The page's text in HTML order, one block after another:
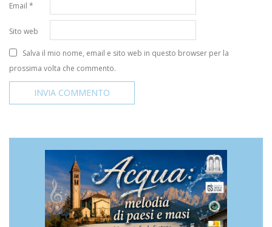
Email *
Sito web
Salva il mio nome, email e sito web in questo browser per la
prossima volta che commento.